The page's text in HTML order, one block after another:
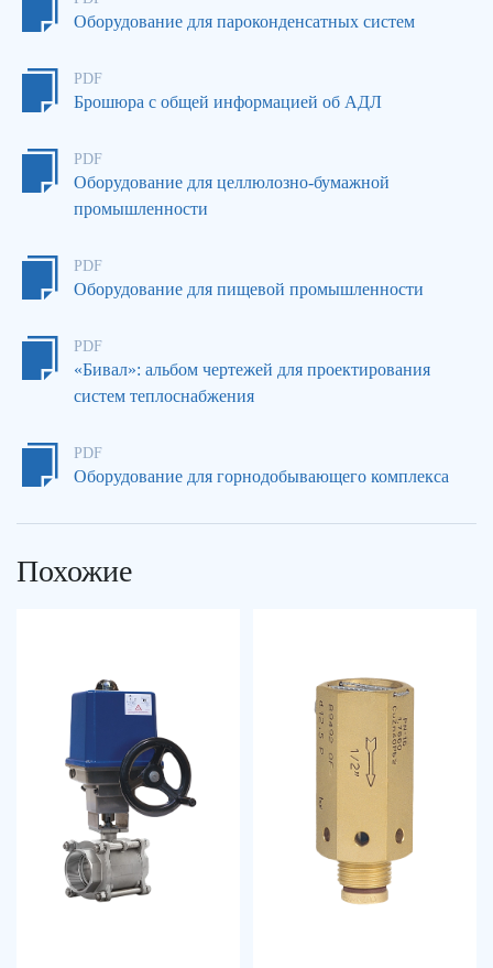
Оборудование для пароконденсатных систем
PDF
Брошюра с общей информацией об АДЛ
PDF
Оборудование для целлюлозно-бумажной
промышленности
PDF
Оборудование для пищевой промышленности
PDF
«Бивал»: альбом чертежей для проектирования
систем теплоснабжения
PDF
Оборудование для горнодобывающего комплекса
Похожие